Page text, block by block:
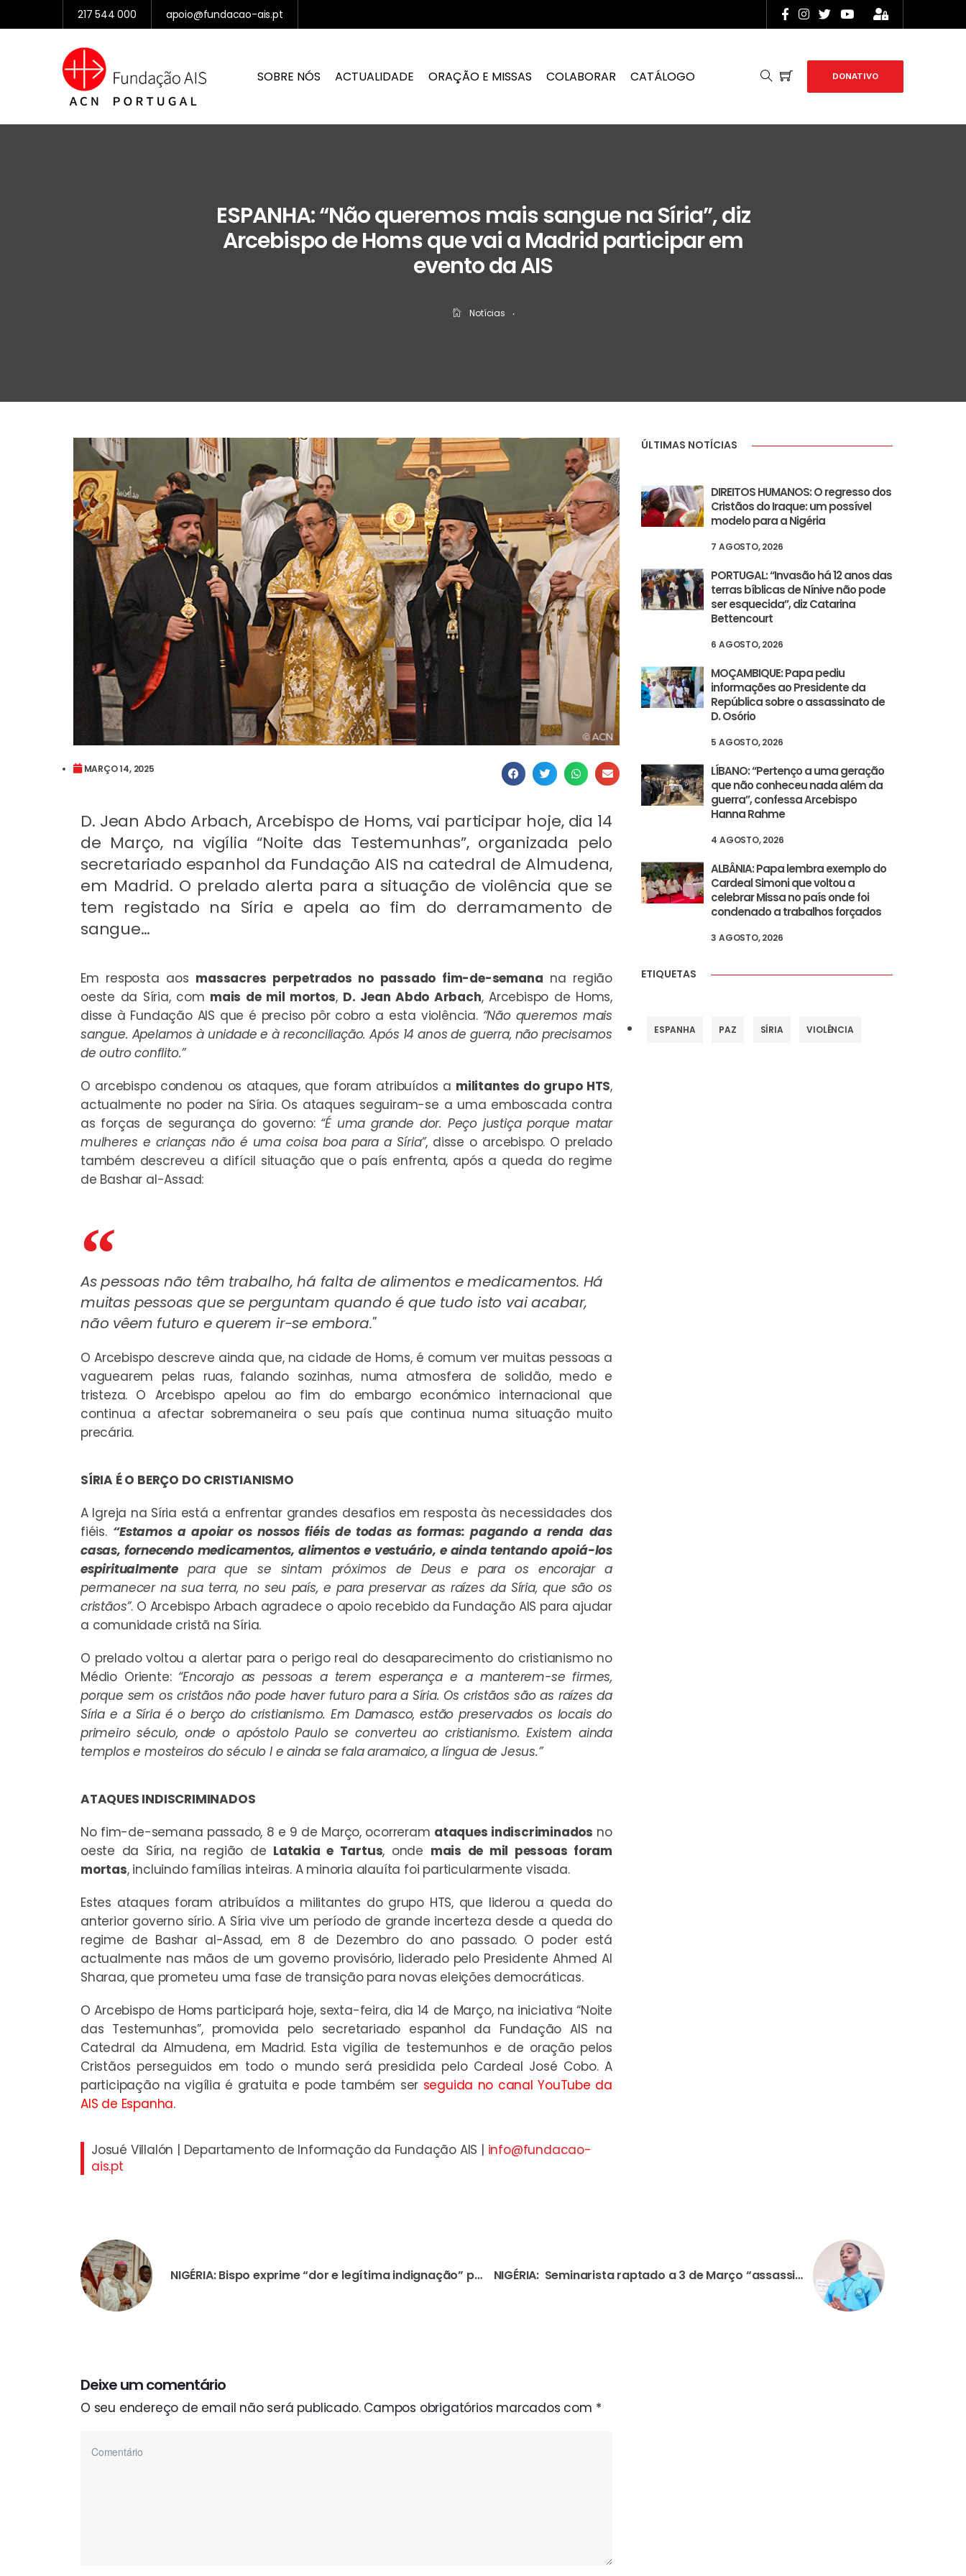
217 544 000 apoio@fundacao-ais.pt
SOBRE NÓS ACTUALIDADE ORAÇÃO E MISSAS COLABORAR CATÁLOGO DONATIVO
ESPANHA: “Não queremos mais sangue na Síria”, diz
Arcebispo de Homs que vai a Madrid participar em
evento da AIS
Notícias ‧
MARÇO 14, 2025
D. Jean Abdo Arbach, Arcebispo de Homs, vai participar hoje, dia 14
de Março, na vigília “Noite das Testemunhas”, organizada pelo
secretariado espanhol da Fundação AIS na catedral de Almudena,
em Madrid. O prelado alerta para a situação de violência que se
tem registado na Síria e apela ao fim do derramamento de
sangue…
Em resposta aos massacres perpetrados no passado fim-de-semana na região
oeste da Síria, com mais de mil mortos, D. Jean Abdo Arbach, Arcebispo de Homs,
disse à Fundação AIS que é preciso pôr cobro a esta violência. “Não queremos mais
sangue. Apelamos à unidade e à reconciliação. Após 14 anos de guerra, não precisamos
de outro conflito.”
O arcebispo condenou os ataques, que foram atribuídos a militantes do grupo HTS,
actualmente no poder na Síria. Os ataques seguiram-se a uma emboscada contra
as forças de segurança do governo: “É uma grande dor. Peço justiça porque matar
mulheres e crianças não é uma coisa boa para a Síria”, disse o arcebispo. O prelado
também descreveu a difícil situação que o país enfrenta, após a queda do regime
de Bashar al-Assad:
As pessoas não têm trabalho, há falta de alimentos e medicamentos. Há
muitas pessoas que se perguntam quando é que tudo isto vai acabar,
não vêem futuro e querem ir-se embora."
O Arcebispo descreve ainda que, na cidade de Homs, é comum ver muitas pessoas a
vaguearem pelas ruas, falando sozinhas, numa atmosfera de solidão, medo e
tristeza. O Arcebispo apelou ao fim do embargo económico internacional que
continua a afectar sobremaneira o seu país que continua numa situação muito
precária.
SÍRIA É O BERÇO DO CRISTIANISMO
A Igreja na Síria está a enfrentar grandes desafios em resposta às necessidades dos
fiéis. “Estamos a apoiar os nossos fiéis de todas as formas: pagando a renda das
casas, fornecendo medicamentos, alimentos e vestuário, e ainda tentando apoiá-los
espiritualmente para que se sintam próximos de Deus e para os encorajar a
permanecer na sua terra, no seu país, e para preservar as raízes da Síria, que são os
cristãos”. O Arcebispo Arbach agradece o apoio recebido da Fundação AIS para ajudar
a comunidade cristã na Síria.
O prelado voltou a alertar para o perigo real do desaparecimento do cristianismo no
Médio Oriente: “Encorajo as pessoas a terem esperança e a manterem-se firmes,
porque sem os cristãos não pode haver futuro para a Síria. Os cristãos são as raízes da
Síria e a Síria é o berço do cristianismo. Em Damasco, estão preservados os locais do
primeiro século, onde o apóstolo Paulo se converteu ao cristianismo. Existem ainda
templos e mosteiros do século I e ainda se fala aramaico, a língua de Jesus.”
ATAQUES INDISCRIMINADOS
No fim-de-semana passado, 8 e 9 de Março, ocorreram ataques indiscriminados no
oeste da Síria, na região de Latakia e Tartus, onde mais de mil pessoas foram
mortas, incluindo famílias inteiras. A minoria alauíta foi particularmente visada.
Estes ataques foram atribuídos a militantes do grupo HTS, que liderou a queda do
anterior governo sírio. A Síria vive um período de grande incerteza desde a queda do
regime de Bashar al-Assad, em 8 de Dezembro do ano passado. O poder está
actualmente nas mãos de um governo provisório, liderado pelo Presidente Ahmed Al
Sharaa, que prometeu uma fase de transição para novas eleições democráticas.
O Arcebispo de Homs participará hoje, sexta-feira, dia 14 de Março, na iniciativa “Noite
das Testemunhas”, promovida pelo secretariado espanhol da Fundação AIS na
Catedral da Almudena, em Madrid. Esta vigília de testemunhos e de oração pelos
Cristãos perseguidos em todo o mundo será presidida pelo Cardeal José Cobo. A
participação na vigília é gratuita e pode também ser seguida no canal YouTube da
AIS de Espanha.
Josué Villalón | Departamento de Informação da Fundação AIS | info@fundacao-
ais.pt
ÚLTIMAS NOTÍCIAS
DIREITOS HUMANOS: O regresso dos
Cristãos do Iraque: um possível
modelo para a Nigéria
7 AGOSTO, 2026
PORTUGAL: “Invasão há 12 anos das
terras bíblicas de Nínive não pode
ser esquecida”, diz Catarina
Bettencourt
6 AGOSTO, 2026
MOÇAMBIQUE: Papa pediu
informações ao Presidente da
República sobre o assassinato de
D. Osório
5 AGOSTO, 2026
LÍBANO: “Pertenço a uma geração
que não conheceu nada além da
guerra”, confessa Arcebispo
Hanna Rahme
4 AGOSTO, 2026
ALBÂNIA: Papa lembra exemplo do
Cardeal Simoni que voltou a
celebrar Missa no país onde foi
condenado a trabalhos forçados
3 AGOSTO, 2026
ETIQUETAS
ESPANHA PAZ SÍRIA VIOLÊNCIA
NIGÉRIA: Bispo exprime “dor e legítima indignação” pelo assassinato de padre na sua diocese NIGÉRIA: Seminarista raptado a 3 de Março “assassinado de forma horrível”, denuncia diocese de Auchi
Deixe um comentário
O seu endereço de email não será publicado. Campos obrigatórios marcados com *